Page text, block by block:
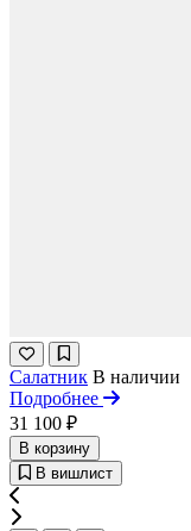
Салатник В наличии
Подробнее
31 100 ₽
В корзину
В вишлист